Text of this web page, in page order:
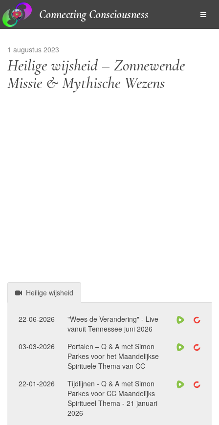
Connecting Consciousness
1 augustus 2023
Heilige wijsheid – Zonnewende
Missie & Mythische Wezens
Heilige wijsheid
22-06-2026
"Wees de Verandering" - Live
vanuit Tennessee juni 2026
03-03-2026
Portalen – Q & A met Simon
Parkes voor het Maandelijkse
Spirituele Thema van CC
22-01-2026
Tijdlijnen - Q & A met Simon
Parkes voor CC Maandelijks
Spiritueel Thema - 21 januari
2026